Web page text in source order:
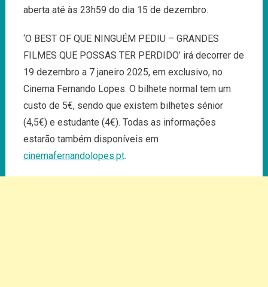
aberta até às 23h59 do dia 15 de dezembro.
‘O BEST OF QUE NINGUÉM PEDIU – GRANDES
FILMES QUE POSSAS TER PERDIDO’ irá decorrer de
19 dezembro a 7 janeiro 2025, em exclusivo, no
Cinema Fernando Lopes. O bilhete normal tem um
custo de 5€, sendo que existem bilhetes sénior
(4,5€) e estudante (4€). Todas as informações
estarão também disponíveis em
cinemafernandolopes.pt.